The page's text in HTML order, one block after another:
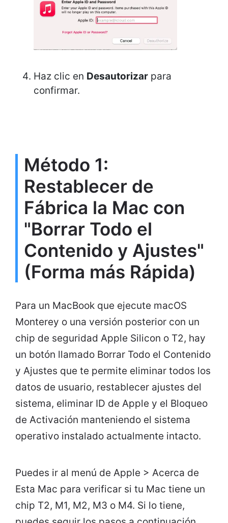
Haz clic en Desautorizar para
confirmar.
Método 1:
Restablecer de
Fábrica la Mac con
"Borrar Todo el
Contenido y Ajustes"
(Forma más Rápida)
Para un MacBook que ejecute macOS
Monterey o una versión posterior con un
chip de seguridad Apple Silicon o T2, hay
un botón llamado Borrar Todo el Contenido
y Ajustes que te permite eliminar todos los
datos de usuario, restablecer ajustes del
sistema, eliminar ID de Apple y el Bloqueo
de Activación manteniendo el sistema
operativo instalado actualmente intacto.
Puedes ir al menú de Apple > Acerca de
Esta Mac para verificar si tu Mac tiene un
chip T2, M1, M2, M3 o M4. Si lo tiene,